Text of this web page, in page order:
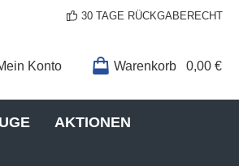
30 TAGE RÜCKGABERECHT
Konto Warenkorb 0,00 €
AKTIONEN